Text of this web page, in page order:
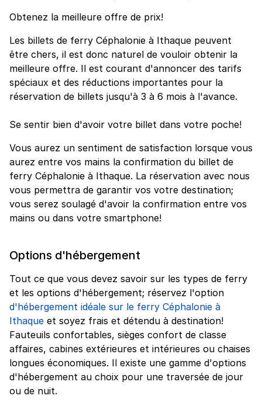
Obtenez la meilleure offre de prix!
Les billets de ferry Céphalonie à Ithaque peuvent
être chers, il est donc naturel de vouloir obtenir la
meilleure offre. Il est courant d'annoncer des tarifs
spéciaux et des réductions importantes pour la
réservation de billets jusqu'à 3 à 6 mois à l'avance.
Se sentir bien d'avoir votre billet dans votre poche!
Vous aurez un sentiment de satisfaction lorsque vous
aurez entre vos mains la confirmation du billet de
ferry Céphalonie à Ithaque. La réservation avec nous
vous permettra de garantir vos votre destination;
vous serez soulagé d'avoir la confirmation entre vos
mains ou dans votre smartphone!
Options d'hébergement
Tout ce que vous devez savoir sur les types de ferry
et les options d'hébergement; réservez l'option
d'hébergement idéale sur le ferry Céphalonie à
Ithaque et soyez frais et détendu à destination!
Fauteuils confortables, sièges confort de classe
affaires, cabines extérieures et intérieures ou chaises
longues économiques. Il existe une gamme d'options
d'hébergement au choix pour une traversée de jour
ou de nuit.